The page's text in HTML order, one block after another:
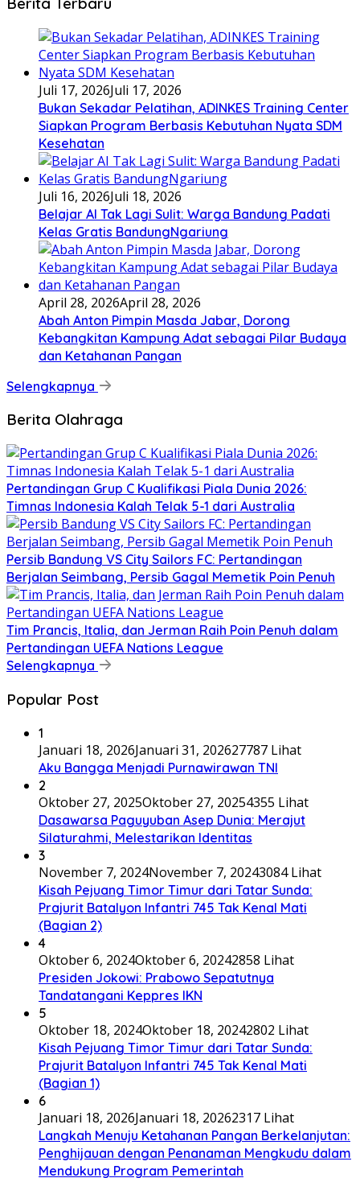
Juli 17, 2026Juli 17, 2026
Bukan Sekadar Pelatihan, ADINKES Training Center
Siapkan Program Berbasis Kebutuhan Nyata SDM
Kesehatan
Juli 16, 2026Juli 18, 2026
Belajar AI Tak Lagi Sulit: Warga Bandung Padati
Kelas Gratis BandungNgariung
April 28, 2026April 28, 2026
Abah Anton Pimpin Masda Jabar, Dorong
Kebangkitan Kampung Adat sebagai Pilar Budaya
dan Ketahanan Pangan
Selengkapnya
Berita Olahraga
Pertandingan Grup C Kualifikasi Piala Dunia 2026:
Timnas Indonesia Kalah Telak 5-1 dari Australia
Persib Bandung VS City Sailors FC: Pertandingan
Berjalan Seimbang, Persib Gagal Memetik Poin Penuh
Tim Prancis, Italia, dan Jerman Raih Poin Penuh dalam
Pertandingan UEFA Nations League
Selengkapnya
Popular Post
1
Januari 18, 2026Januari 31, 202627787 Lihat
Aku Bangga Menjadi Purnawirawan TNI
2
Oktober 27, 2025Oktober 27, 20254355 Lihat
Dasawarsa Paguyuban Asep Dunia: Merajut
Silaturahmi, Melestarikan Identitas
3
November 7, 2024November 7, 20243084 Lihat
Kisah Pejuang Timor Timur dari Tatar Sunda:
Prajurit Batalyon Infantri 745 Tak Kenal Mati
(Bagian 2)
4
Oktober 6, 2024Oktober 6, 20242858 Lihat
Presiden Jokowi: Prabowo Sepatutnya
Tandatangani Keppres IKN
5
Oktober 18, 2024Oktober 18, 20242802 Lihat
Kisah Pejuang Timor Timur dari Tatar Sunda:
Prajurit Batalyon Infantri 745 Tak Kenal Mati
(Bagian 1)
6
Januari 18, 2026Januari 18, 20262317 Lihat
Langkah Menuju Ketahanan Pangan Berkelanjutan:
Penghijauan dengan Penanaman Mengkudu dalam
Mendukung Program Pemerintah